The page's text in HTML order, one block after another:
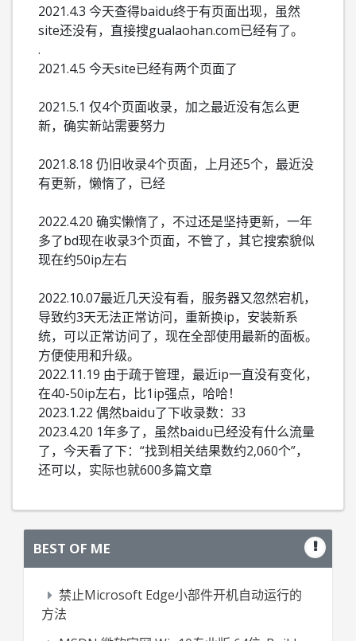
2021.4.3 今天查得baidu终于有页面出现，虽然
site还没有，直接搜gualaohan.com已经有了。
.
2021.4.5 今天site已经有两个页面了
2021.5.1 仅4个页面收录，加之最近没有怎么更
新，确实新站需要努力
2021.8.18 仍旧收录4个页面，上月还5个，最近没
有更新，懒惰了，已经
2022.4.20 确实懒惰了，不过还是坚持更新，一年
多了bd现在收录3个页面，不管了，其它搜索貌似
现在约50ip左右
2022.10.07最近几天没有看，服务器又忽然宕机，
导致约3天无法正常访问，重新换ip，安装新系
统，可以正常访问了，现在全部使用最新的面板。
方便使用和升级。
2022.11.19 由于疏于管理，最近ip一直没有变化，
在40-50ip左右，比1ip强点，哈哈！
2023.1.22 偶然baidu了下收录数：33
2023.4.20 1年多了，虽然baidu已经没有什么流量
了，今天看了下：“找到相关结果数约2,060个”，
还可以，实际也就600多篇文章
BEST OF ME
禁止Microsoft Edge小部件开机自动运行的
方法